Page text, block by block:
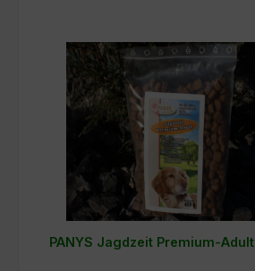
PANYS Jagdzeit Premium-Adult